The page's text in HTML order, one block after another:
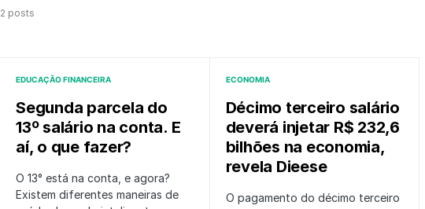
2 posts
EDUCAÇÃO FINANCEIRA
Segunda parcela do
13º salário na conta. E
aí, o que fazer?
O 13° está na conta, e agora?
Existem diferentes maneiras de
ECONOMIA
Décimo terceiro salário
deverá injetar R$ 232,6
bilhões na economia,
revela Dieese
O pagamento do décimo terceiro